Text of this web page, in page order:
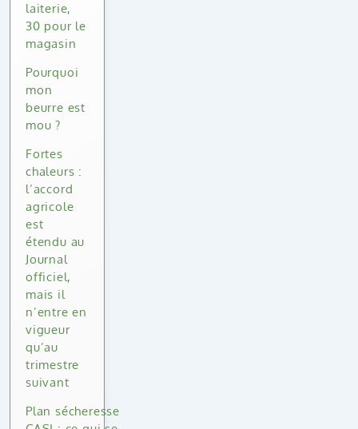
laiterie,
30 pour le
magasin
Pourquoi
mon
beurre est
mou ?
Fortes
chaleurs :
l’accord
agricole
est
étendu au
Journal
officiel,
mais il
n’entre en
vigueur
qu’au
trimestre
suivant
Plan sécheresse